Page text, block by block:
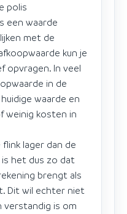
polis
een waarde
met de
kun je
opvragen. In veel
in de
waarde en
weinig kosten in
lager dan de
is het dus zo dat
brengt als
Dit wil echter niet
verstandig is om